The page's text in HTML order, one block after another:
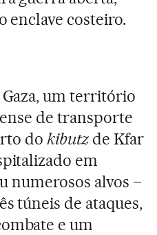
enclave costeiro.
um território
de transporte
dokibutz de Kfar
em
numerosos alvos –
túneis de ataques,
e um